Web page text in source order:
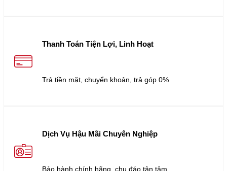
Thanh Toán Tiện Lợi, Linh Hoạt
Trả tiền mặt, chuyển khoản, trả góp 0%
Dịch Vụ Hậu Mãi Chuyên Nghiệp
Bảo hành chính hãng, chu đáo tận tâm